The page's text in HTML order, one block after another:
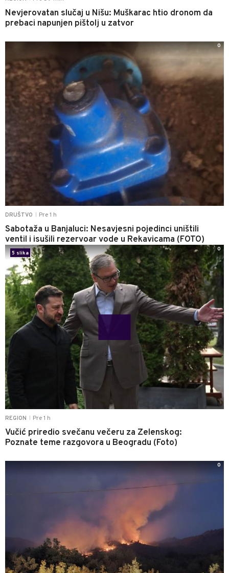
Nevjerovatan slučaj u Nišu: Muškarac htio dronom da
prebaci napunjen pištolj u zatvor
DRUŠTVO Pre 1 h
Sabotaža u Banjaluci: Nesavjesni pojedinci uništili
ventil i isušili rezervoar vode u Rekavicama (FOTO)
0
REGION Pre 1 h
Vučić priredio svečanu večeru za Zelenskog:
Poznate teme razgovora u Beogradu (Foto)
5 slika
0
0